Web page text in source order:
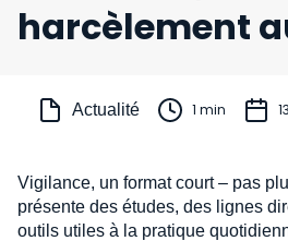
harcèlement
Actualité 1 min
Vigilance, un format court – pas
présente des études, des lignes
outils utiles à la pratique